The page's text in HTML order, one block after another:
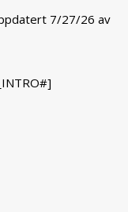
7/27/26 av